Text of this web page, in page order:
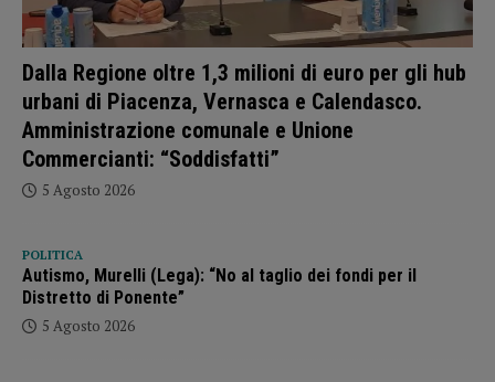
Dalla Regione oltre 1,3 milioni di euro per gli hub
urbani di Piacenza, Vernasca e Calendasco.
Amministrazione comunale e Unione
Commercianti: “Soddisfatti”
5 Agosto 2026
POLITICA
Autismo, Murelli (Lega): “No al taglio dei fondi per il
Distretto di Ponente”
5 Agosto 2026